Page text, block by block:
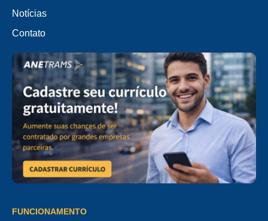
Notícias
Contato
FUNCIONAMENTO